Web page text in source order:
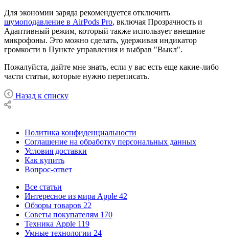
Для экономии заряда рекомендуется отключить
шумоподавление в AirPods Pro, включая Прозрачность и
Адаптивный режим, который также использует внешние
микрофоны. Это можно сделать, удерживая индикатор
громкости в Пункте управления и выбрав "Выкл".
Пожалуйста, дайте мне знать, если у вас есть еще какие-либо
части статьи, которые нужно переписать.
Назад к списку
Политика конфиденциальности
Соглашение на обработку персональных данных
Условия доставки
Как купить
Вопрос-ответ
Все статьи
Интересное из мира Apple 42
Обзоры товаров 22
Советы покупателям 170
Техника Apple 119
Умные технологии 24